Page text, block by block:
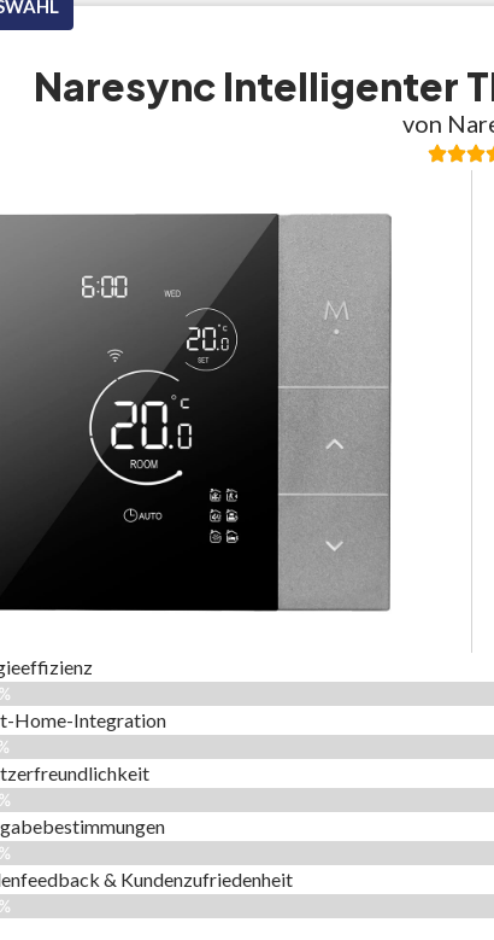
Naresync Intelligenter
von
Home-Integration
& Kundenzufriedenheit